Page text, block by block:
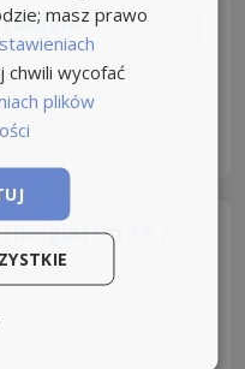
(Belgia,
(m / k /
masz prawo
chwili wycofać
plików